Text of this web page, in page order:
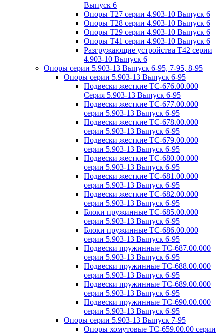
Выпуск 6
Опоры Т27 серии 4.903-10 Выпуск 6
Опоры Т28 серии 4.903-10 Выпуск 6
Опоры Т29 серии 4.903-10 Выпуск 6
Опоры Т41 серии 4.903-10 Выпуск 6
Разгружающие устройства Т42 серии
4.903-10 Выпуск 6
Опоры серии 5.903-13 Выпуск 6-95, 7-95, 8-95
Опоры серии 5.903-13 Выпуск 6-95
Подвески жесткие ТС-676.00.000
Серия 5.903-13 Выпуск 6-95
Подвески жесткие ТС-677.00.000
серии 5.903-13 Выпуск 6-95
Подвески жесткие ТС-678.00.000
серии 5.903-13 Выпуск 6-95
Подвески жесткие ТС-679.00.000
серии 5.903-13 Выпуск 6-95
Подвески жесткие ТС-680.00.000
серии 5.903-13 Выпуск 6-95
Подвески жесткие ТС-681.00.000
серии 5.903-13 Выпуск 6-95
Подвески жесткие ТС-682.00.000
серии 5.903-13 Выпуск 6-95
Блоки пружинные ТС-685.00.000
серии 5.903-13 Выпуск 6-95
Блоки пружинные ТС-686.00.000
серии 5.903-13 Выпуск 6-95
Подвески пружинные ТС-687.00.000
серии 5.903-13 Выпуск 6-95
Подвески пружинные ТС-688.00.000
серии 5.903-13 Выпуск 6-95
Подвески пружинные ТС-689.00.000
серии 5.903-13 Выпуск 6-95
Подвески пружинные ТС-690.00.000
серии 5.903-13 Выпуск 6-95
Опоры серии 5.903-13 Выпуск 7-95
Опоры хомутовые ТС-659.00.00 серии